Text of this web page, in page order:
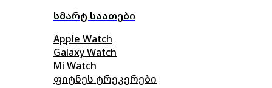
სმარტ საათები
Apple Watch
Galaxy Watch
Mi Watch
ფიტნეს ტრეკერები